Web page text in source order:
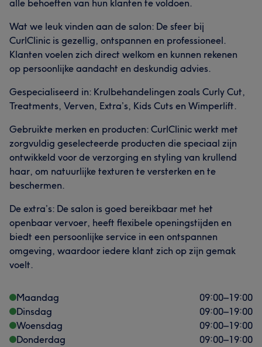
alle behoeften van hun klanten te voldoen.
Wat we leuk vinden aan de salon: De sfeer bij
CurlClinic is gezellig, ontspannen en professioneel.
Klanten voelen zich direct welkom en kunnen rekenen
op persoonlijke aandacht en deskundig advies.
Gespecialiseerd in: Krulbehandelingen zoals Curly Cut,
Treatments, Verven, Extra’s, Kids Cuts en Wimperlift.
Gebruikte merken en producten: CurlClinic werkt met
zorgvuldig geselecteerde producten die speciaal zijn
ontwikkeld voor de verzorging en styling van krullend
haar, om natuurlijke texturen te versterken en te
beschermen.
De extra’s: De salon is goed bereikbaar met het
openbaar vervoer, heeft flexibele openingstijden en
biedt een persoonlijke service in een ontspannen
omgeving, waardoor iedere klant zich op zijn gemak
voelt.
Maandag 09:00–19:00
Dinsdag
09:00–19:00
Woensdag
09:00–19:00
Donderdag
09:00–19:00